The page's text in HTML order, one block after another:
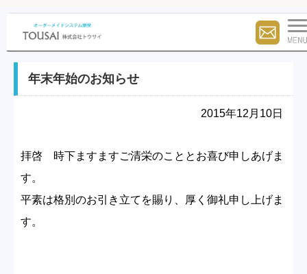
年末年始のお知らせ
2015年12月10日
拝啓 時下ますますご清栄のこととお喜び申しあげま
す。
平素は格別のお引き立てを賜り、厚く御礼申し上げま
す。